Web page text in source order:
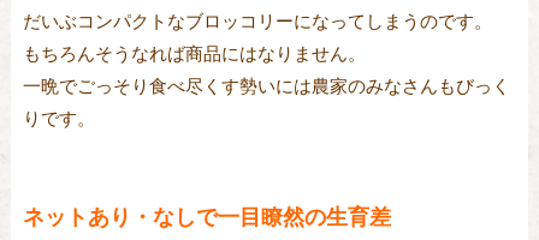
だいぶコンパクトなブロッコリーになってしまうのです。
もちろんそうなれば商品にはなりません。
一晩でごっそり食べ尽くす勢いには農家のみなさんもびっく
りです。
ネットあり・なしで一目瞭然の生育差